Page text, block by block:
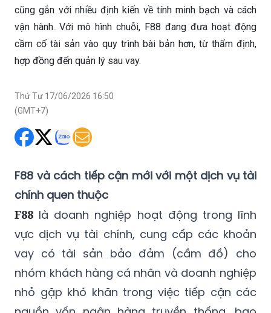
cũng gắn với nhiều định kiến về tính minh bạch và cách
vận hành. Với mô hình chuỗi, F88 đang đưa hoạt động
cầm cố tài sản vào quy trình bài bản hơn, từ thẩm định,
hợp đồng đến quản lý sau vay.
Thứ Tư 17/06/2026 16:50
(GMT+7)
F88 và cách tiếp cận mới với một dịch vụ tài
chính quen thuộc
F88 là doanh nghiệp hoạt động trong lĩnh
vực dịch vụ tài chính, cung cấp các khoản
vay có tài sản bảo đảm (cầm đồ) cho
nhóm khách hàng cá nhân và doanh nghiệp
nhỏ gặp khó khăn trong việc tiếp cận các